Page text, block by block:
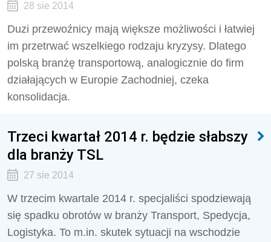
28 sie 2014
Duzi przewoźnicy mają większe możliwości i łatwiej
im przetrwać wszelkiego rodzaju kryzysy. Dlatego
polską branżę transportową, analogicznie do firm
działających w Europie Zachodniej, czeka
konsolidacja.
Trzeci kwartał 2014 r. będzie słabszy
dla branży TSL
27 sie 2014
W trzecim kwartale 2014 r. specjaliści spodziewają
się spadku obrotów w branży Transport, Spedycja,
Logistyka. To m.in. skutek sytuacji na wschodzie